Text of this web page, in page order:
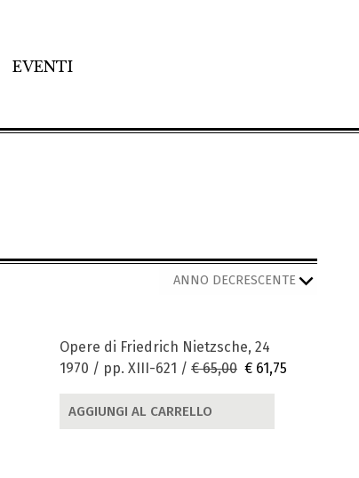
EVENTI
Opere di Friedrich Nietzsche, 24
1970 / pp. XIII-621 / € 65,00 € 61,75
AGGIUNGI AL CARRELLO